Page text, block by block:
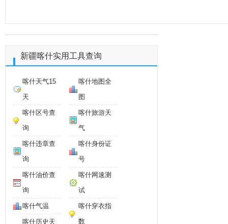
新疆喀什实用工具查询
喀什天气15
天
喀什地图全
图
喀什区号查
询
喀什旅游天
气
喀什违章查
询
喀什身份证
号
喀什油价查
询
喀什网速测
试
喀什气温
喀什穿衣指
数
喀什历史天